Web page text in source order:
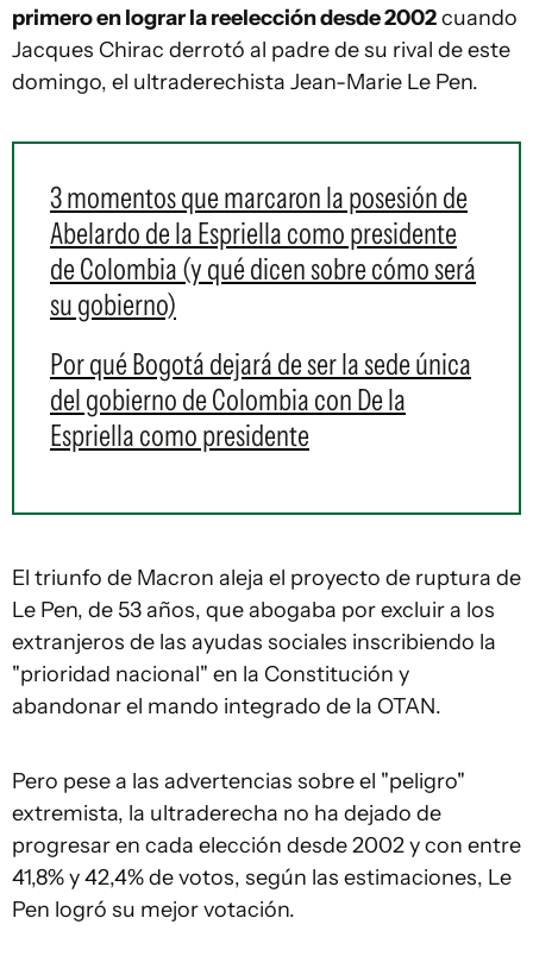
primero en lograr la reelección desde 2002cuando
Jacques Chirac derrotó al padre de su rival de este
domingo, el ultraderechista Jean-Marie Le Pen.
3 momentos que marcaron la posesión de
Abelardo de la Espriella como presidente
de Colombia (y qué dicen sobre cómo será
su gobierno)
Por qué Bogotá dejará de ser la sede única
del gobierno de Colombia con De la
Espriella como presidente
El triunfo de Macron aleja el proyecto de ruptura de
Le Pen, de 53 años, que abogaba por excluir a los
extranjeros de las ayudas sociales inscribiendo la
"prioridad nacional" en la Constitución y
abandonar el mando integrado de la OTAN.
Pero pese a las advertencias sobre el "peligro"
extremista, la ultraderecha no ha dejado de
progresar en cada elección desde 2002 y con entre
41,8% y 42,4% de votos, según las estimaciones, Le
Pen logró su mejor votación.